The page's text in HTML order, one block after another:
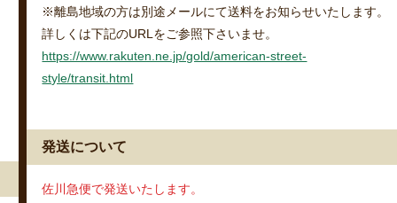
※離島地域の方は別途メールにて送料をお知らせいたします。
詳しくは下記のURLをご参照下さいませ。
https://www.rakuten.ne.jp/gold/american-street-
style/transit.html
発送について
佐川急便で発送いたします。